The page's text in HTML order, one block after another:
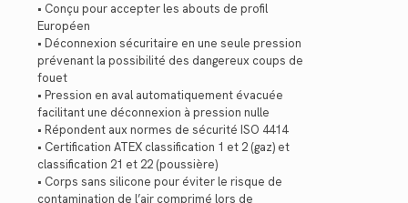
• Conçu pour accepter les abouts de profil
Européen
• Déconnexion sécuritaire en une seule pression
prévenant la possibilité des dangereux coups de
fouet
• Pression en aval automatiquement évacuée
facilitant une déconnexion à pression nulle
• Répondent aux normes de sécurité ISO 4414
• Certification ATEX classification 1 et 2 (gaz) et
classification 21 et 22 (poussière)
• Corps sans silicone pour éviter le risque de
contamination de l’air comprimé lors de